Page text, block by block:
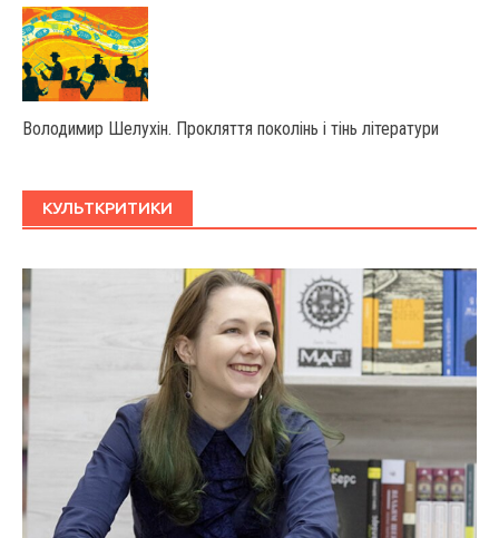
Володимир Шелухін. Прокляття поколінь і тінь літератури
КУЛЬТКРИТИКИ